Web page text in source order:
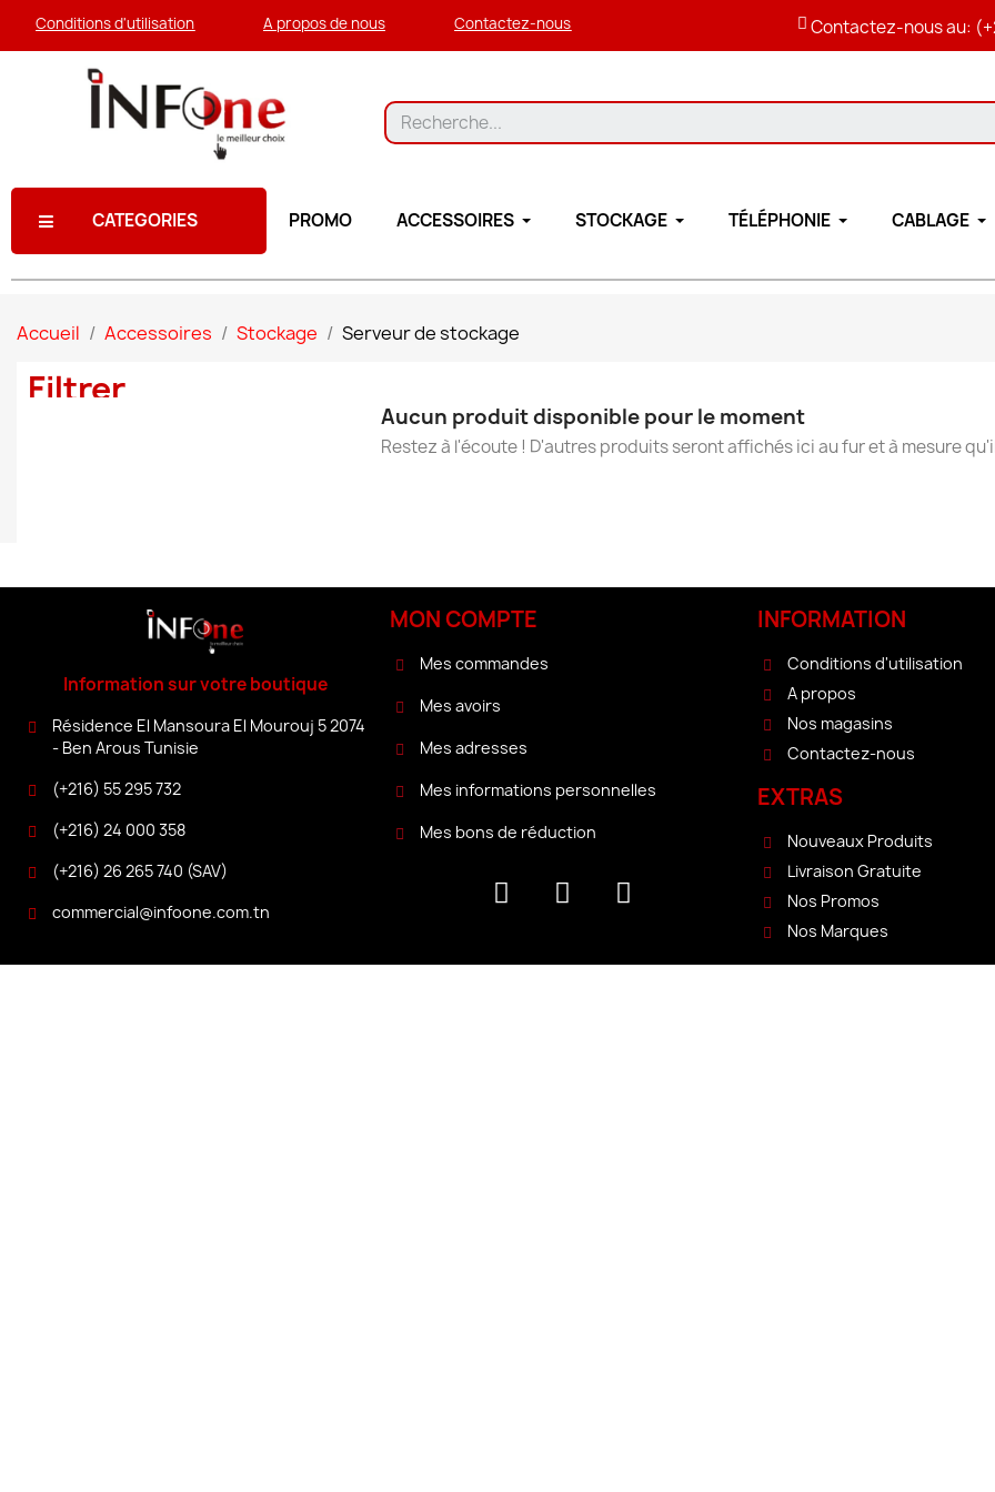
Conditions d'utilisation A propos de nous Contactez-nous Contactez-nous au:
CATEGORIES PROMO ACCESSOIRES STOCKAGE TÉLÉPHONIE CABLAGE
Accueil Accessoires Stockage Serveur de stockage
Filtrer
Aucun produit disponible pour le moment
Restez à l'écoute ! D'autres produits seront affichés ici au fur et à mesure
Information sur votre boutique
Résidence El Mansoura El Mourouj 5 2074
- Ben Arous Tunisie
(+216) 55 295 732
(+216) 24 000 358
(+216) 26 265 740 (SAV)
commercial@infoone.com.tn
MON COMPTE
Mes commandes
Mes avoirs
Mes adresses
Mes informations personnelles
Mes bons de réduction
INFORMATION
Conditions d'utilisation
A propos
Nos magasins
Contactez-nous
EXTRAS
Nouveaux Produits
Livraison Gratuite
Nos Promos
Nos Marques